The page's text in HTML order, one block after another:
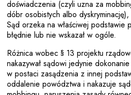
doświadczenia (czyli uzna za
dóbr osobistych albo
Sąd orzeka na właściwej podstawie
błędnie lub nie wskazał w ogóle.
Różnica wobec § 13 projektu
nakazywał sądowi jedynie
w postaci zasądzenia z innej
oddalenie powództwa i nakazuje